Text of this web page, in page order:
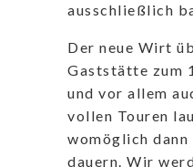
ausschließlich
Der neue Wirt
Gaststätte zum
und vor allem
vollen Touren
womöglich dann
dauern. Wir